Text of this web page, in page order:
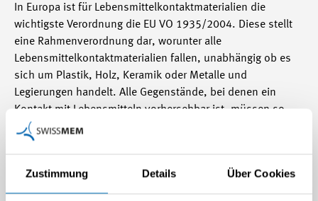
Zustimmung Details Über Cookies
In Europa ist für Lebensmittelkontaktmaterialien die
wichtigste Verordnung die EU VO 1935/2004. Diese stellt
eine Rahmenverordnung dar, worunter alle
Lebensmittelkontaktmaterialien fallen, unabhängig ob es
sich um Plastik, Holz, Keramik oder Metalle und
Legierungen handelt. Alle Gegenstände, bei denen ein
Kontakt mit Lebensmitteln vorhersehbar ist, müssen so
beschaffen sein, dass die Gesundheit der Konsumenten
nicht gefährdet wird. Eine Konkretisierung durch
nicht. Im September 2013 wurde vom Europarat mit seinen
37 Mitgliedern (darunter auch die Schweiz) jedoch eine